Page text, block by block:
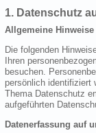
1. Datenschutz
Allgemeine Hinweise
Die folgenden
Ihren
besuchen.
persönlich identifiziert
Thema Datenschutz
aufgeführten
Datenerfassung auf